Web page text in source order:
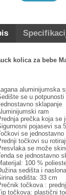
kolica za bebe
aluminijumska
se u
sklapanje
ram
prečka koja se
pojasevi sa
se
točkovi su
se može
se jednostavno
100 %
sedišta i
sedišta: 33 cm
točkova :
točkova: plastični